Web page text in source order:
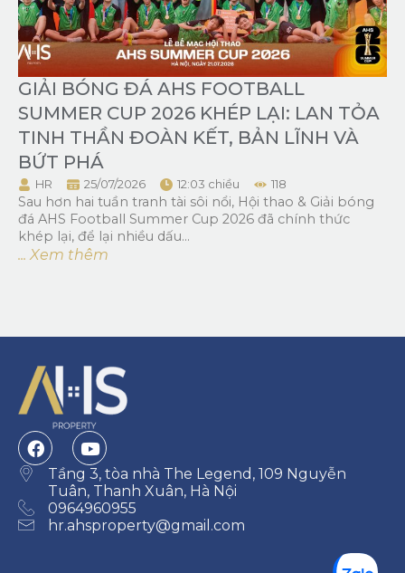
GIẢI BÓNG ĐÁ AHS FOOTBALL
SUMMER CUP 2026 KHÉP LẠI: LAN TỎA
TINH THẦN ĐOÀN KẾT, BẢN LĨNH VÀ
BỨT PHÁ
HR 25/07/2026 12:03 chiều 118
Sau hơn hai tuần tranh tài sôi nổi, Hội thao & Giải bóng
đá AHS Football Summer Cup 2026 đã chính thức
khép lại, để lại nhiều dấu...
... Xem thêm
Tầng 3, tòa nhà The Legend, 109 Nguyễn
Tuân, Thanh Xuân, Hà Nội
0964960955
hr.ahsproperty@gmail.com